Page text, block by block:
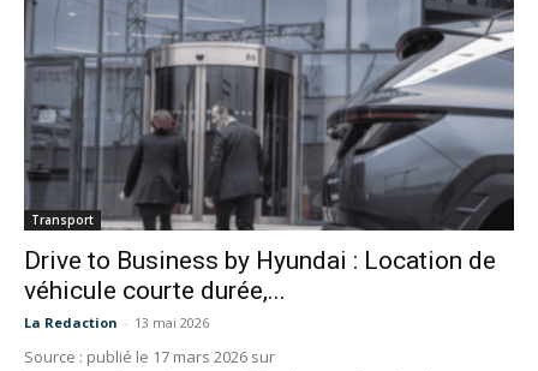
Transport
Drive to Business by Hyundai : Location de
véhicule courte durée,...
La Redaction - 13 mai 2026
Source : publié le 17 mars 2026 sur